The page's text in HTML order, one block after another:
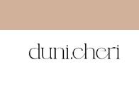
Inhalt
springen